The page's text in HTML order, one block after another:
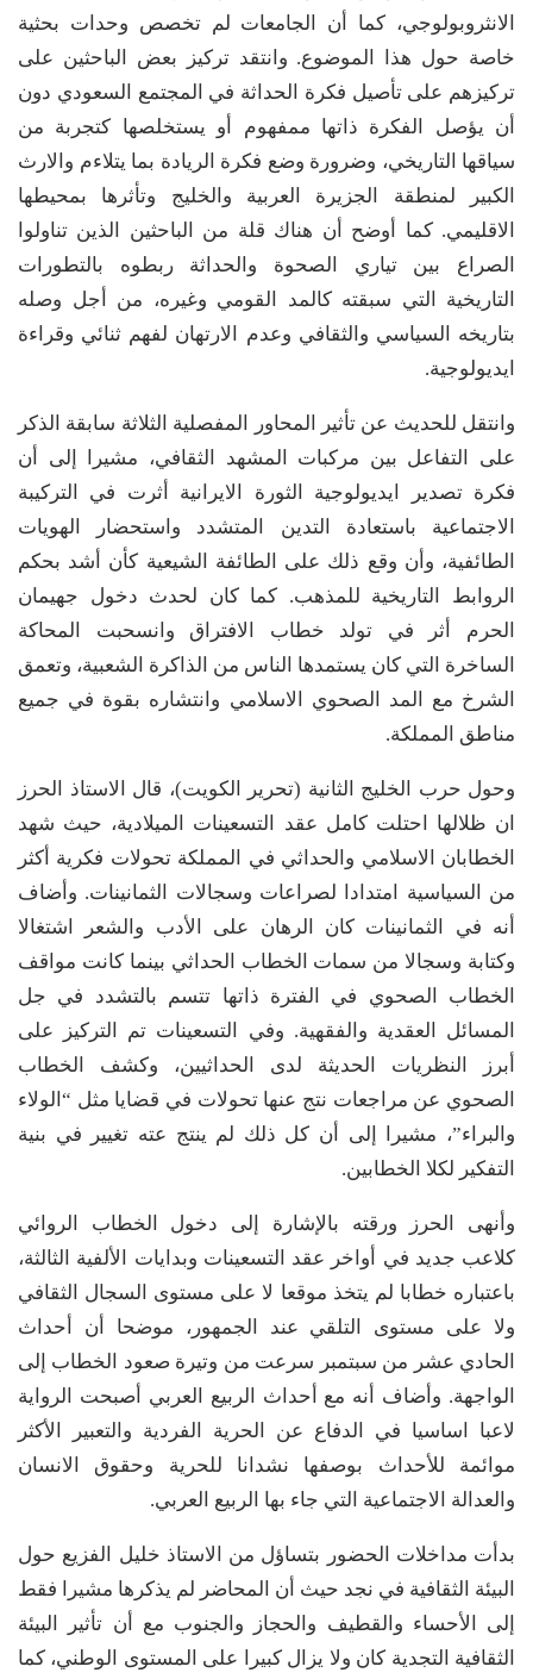
الانثروبولوجي، كما أن الجامعات لم تخصص وحدات بحثية
خاصة حول هذا الموضوع. وانتقد تركيز بعض الباحثين على
تركيزهم على تأصيل فكرة الحداثة في المجتمع السعودي دون
أن يؤصل الفكرة ذاتها ممفهوم أو يستخلصها كتجربة من
سياقها التاريخي، وضرورة وضع فكرة الريادة بما يتلاءم والارث
الكبير لمنطقة الجزيرة العربية والخليج وتأثرها بمحيطها
الاقليمي. كما أوضح أن هناك قلة من الباحثين الذين تناولوا
الصراع بين تياري الصحوة والحداثة ربطوه بالتطورات
التاريخية التي سبقته كالمد القومي وغيره، من أجل وصله
بتاريخه السياسي والثقافي وعدم الارتهان لفهم ثنائي وقراءة
ايديولوجية.
وانتقل للحديث عن تأثير المحاور المفصلية الثلاثة سابقة الذكر
على التفاعل بين مركبات المشهد الثقافي، مشيرا إلى أن
فكرة تصدير ايديولوجية الثورة الايرانية أثرت في التركيبة
الاجتماعية باستعادة التدين المتشدد واستحضار الهويات
الطائفية، وأن وقع ذلك على الطائفة الشيعية كأن أشد بحكم
الروابط التاريخية للمذهب. كما كان لحدث دخول جهيمان
الحرم أثر في تولد خطاب الافتراق وانسحبت المحاكة
الساخرة التي كان يستمدها الناس من الذاكرة الشعبية، وتعمق
الشرخ مع المد الصحوي الاسلامي وانتشاره بقوة في جميع
مناطق المملكة.
وحول حرب الخليج الثانية (تحرير الكويت)، قال الاستاذ الحرز
ان ظلالها احتلت كامل عقد التسعينات الميلادية، حيث شهد
الخطابان الاسلامي والحداثي في المملكة تحولات فكرية أكثر
من السياسية امتدادا لصراعات وسجالات الثمانينات. وأضاف
أنه في الثمانينات كان الرهان على الأدب والشعر اشتغالا
وكتابة وسجالا من سمات الخطاب الحداثي بينما كانت مواقف
الخطاب الصحوي في الفترة ذاتها تتسم بالتشدد في جل
المسائل العقدية والفقهية. وفي التسعينات تم التركيز على
أبرز النظريات الحديثة لدى الحداثيين، وكشف الخطاب
الصحوي عن مراجعات نتج عنها تحولات في قضايا مثل “الولاء
والبراء”، مشيرا إلى أن كل ذلك لم ينتج عته تغيير في بنية
التفكير لكلا الخطابين.
وأنهى الحرز ورقته بالإشارة إلى دخول الخطاب الروائي
كلاعب جديد في أواخر عقد التسعينات وبدايات الألفية الثالثة،
باعتباره خطابا لم يتخذ موقعا لا على مستوى السجال الثقافي
ولا على مستوى التلقي عند الجمهور، موضحا أن أحداث
الحادي عشر من سبتمبر سرعت من وتيرة صعود الخطاب إلى
الواجهة. وأضاف أنه مع أحداث الربيع العربي أصبحت الرواية
لاعبا اساسيا في الدفاع عن الحرية الفردية والتعبير الأكثر
موائمة للأحداث بوصفها نشدانا للحرية وحقوق الانسان
والعدالة الاجتماعية التي جاء بها الربيع العربي.
بدأت مداخلات الحضور بتساؤل من الاستاذ خليل الفزيع حول
البيئة الثقافية في نجد حيث أن المحاضر لم يذكرها مشيرا فقط
إلى الأحساء والقطيف والحجاز والجنوب مع أن تأثير البيئة
الثقافية التجدية كان ولا يزال كبيرا على المستوى الوطني، كما